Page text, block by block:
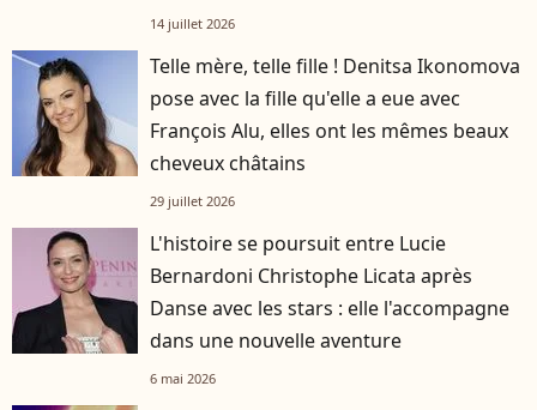
14 juillet 2026
Telle mère, telle fille ! Denitsa Ikonomova
pose avec la fille qu'elle a eue avec
François Alu, elles ont les mêmes beaux
cheveux châtains
29 juillet 2026
L'histoire se poursuit entre Lucie
Bernardoni Christophe Licata après
Danse avec les stars : elle l'accompagne
dans une nouvelle aventure
6 mai 2026